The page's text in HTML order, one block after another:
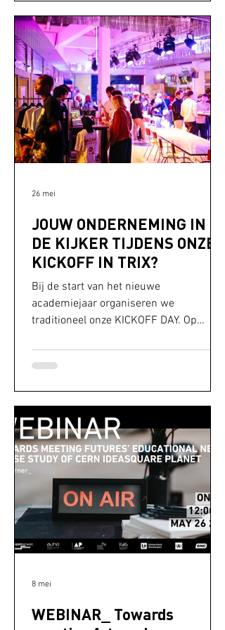
over de combinatie studeren en
ondernemen? Op onze KICKOFF DAY
ontdek je dat het kan! Met al meer dan
1.300 student-ondernemers ben je niet
alleen! Laat je inspireren tijdens een
twintigtal talks en workshop
JOUW ONDERNEMING IN
DE KIJKER TIJDENS ONZE
KICKOFF IN TRIX?
Bij de start van het nieuwe
academiejaar organiseren we
traditioneel onze KICKOFF DAY. Op
opnieuw neer in Trix. Tijdens dit event
ontdek je wat de stad Antwerpen te
bieden heeft aan jonge ondernemers.
We voorzien in onze 'netwerkzone'
professionele booths waar jij jouw
onderneming in de kijker kan plaatsen
voor meer dan 1000 bezoekers. Wij
zorgen voor een statafel en een gratis
paneel. Het ontwerp van het paneel kies
je helemaal zelf en na
26 mei
WEBINAR_ Towards
8 mei